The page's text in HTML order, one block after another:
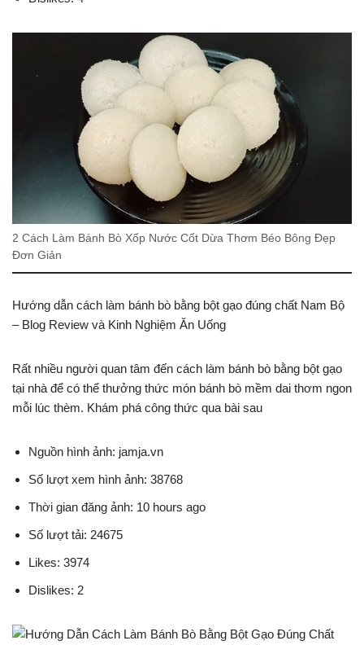
2 Cách Làm Bánh Bò Xốp Nước Cốt Dừa Thơm Béo Bông Đẹp
Đơn Giản
Hướng dẫn cách làm bánh bò bằng bột gạo đúng chất Nam Bộ
– Blog Review và Kinh Nghiệm Ăn Uống
Rất nhiều người quan tâm đến cách làm bánh bò bằng bột gạo
tại nhà để có thể thưởng thức món bánh bò mềm dai thơm ngon
mỗi lúc thèm. Khám phá công thức qua bài sau
Nguồn hình ảnh: jamja.vn
Số lượt xem hình ảnh: 38768
Thời gian đăng ảnh: 10 hours ago
Số lượt tải: 24675
Likes: 3974
Dislikes: 2